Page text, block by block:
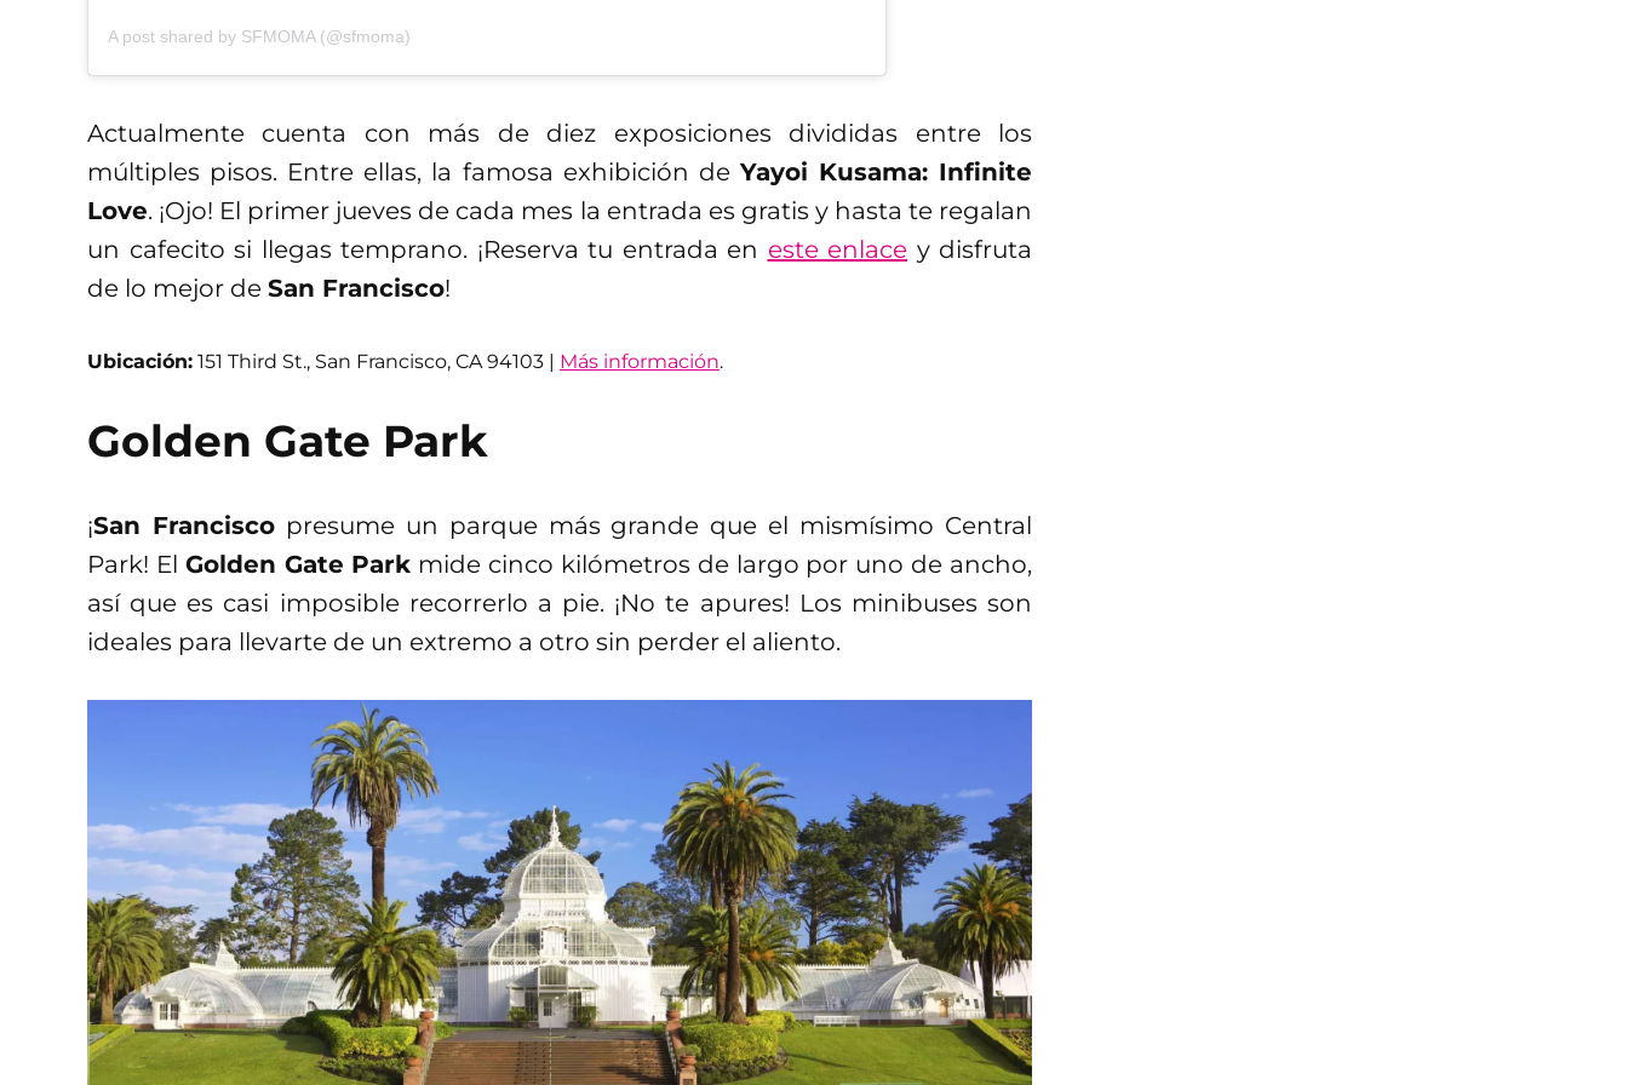
A post shared by SFMOMA (@sfmoma)
Actualmente cuenta con más de diez exposiciones divididas entre los
múltiples pisos. Entre ellas, la famosa exhibición de Yayoi Kusama: Infinite
Love. ¡Ojo! El primer jueves de cada mes la entrada es gratis y hasta te regalan
un cafecito si llegas temprano. ¡Reserva tu entrada en este enlace y disfruta
de lo mejor de San Francisco!
Ubicación: 151 Third St., San Francisco, CA 94103 | Más información.
Golden Gate Park
¡San Franciscopresume un parque más grande que el mismísimo Central
Park! El Golden Gate Park mide cinco kilómetros de largo por uno de ancho,
así que es casi imposible recorrerlo a pie. ¡No te apures! Los minibuses son
ideales para llevarte de un extremo a otro sin perder el aliento.